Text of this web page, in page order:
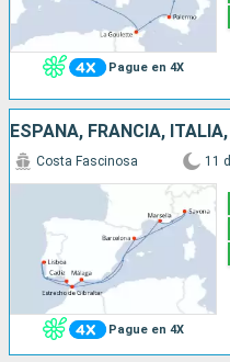
Pague en 4X
Pague en 4X
Costa Fascinosa 11 d